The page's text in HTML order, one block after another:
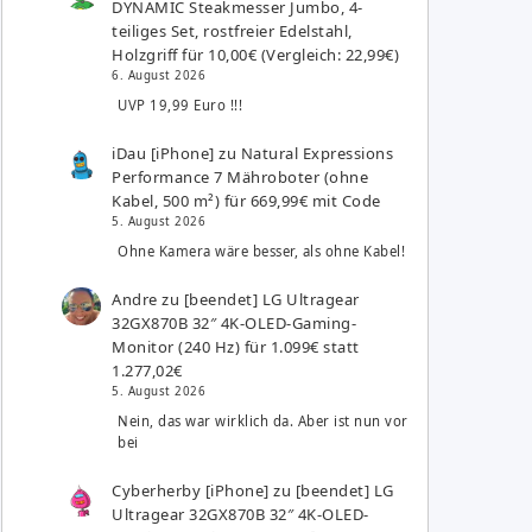
DYNAMIC Steakmesser Jumbo, 4-
teiliges Set, rostfreier Edelstahl,
Holzgriff für 10,00€ (Vergleich: 22,99€)
6. August 2026
UVP 19,99 Euro !!!
iDau [iPhone] zu Natural Expressions
Performance 7 Mähroboter (ohne
Kabel, 500 m²) für 669,99€ mit Code
5. August 2026
Ohne Kamera wäre besser, als ohne Kabel!
Andre zu [beendet] LG Ultragear
32GX870B 32″ 4K-OLED-Gaming-
Monitor (240 Hz) für 1.099€ statt
1.277,02€
5. August 2026
Nein, das war wirklich da. Aber ist nun vor
bei
Cyberherby [iPhone] zu [beendet] LG
Ultragear 32GX870B 32″ 4K-OLED-